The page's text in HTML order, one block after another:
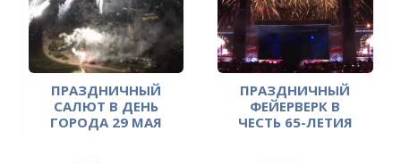
ПРАЗДНИЧНЫЙ
САЛЮТ В ДЕНЬ
ГОРОДА 29 МАЯ
ПРАЗДНИЧНЫЙ
ФЕЙЕРВЕРК В
ЧЕСТЬ 65-ЛЕТИЯ